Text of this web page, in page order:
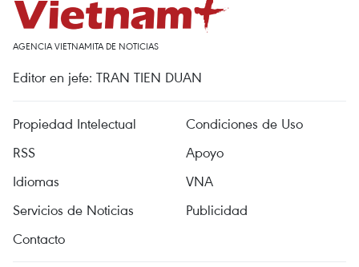
AGENCIA VIETNAMITA DE NOTICIAS
Editor en jefe: TRAN TIEN DUAN
Propiedad Intelectual
Condiciones de Uso
RSS
Apoyo
Idiomas
VNA
Servicios de Noticias
Publicidad
Contacto